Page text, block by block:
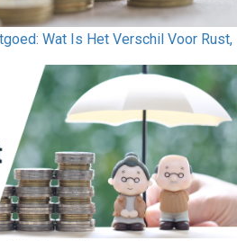
Wat Is Het Verschil Voor Rust,